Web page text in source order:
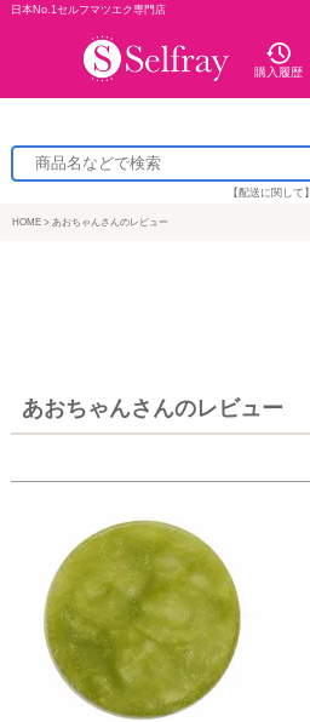
日本No.1セルフマツエク専門店
購入履歴
【配送に関して】
HOME あおちゃんさんのレビュー
あおちゃんさんのレビュー